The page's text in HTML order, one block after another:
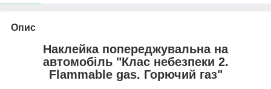
Опис
Наклейка попереджувальна на
автомобіль "Клас небезпеки 2.
Flammable gas. Горючий газ"